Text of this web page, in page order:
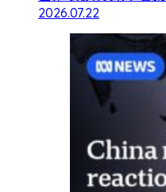
2026.07.22